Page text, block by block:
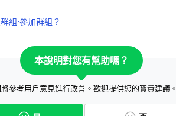
組⋅參加群組？
本說明對您有幫助嗎？
參考用戶意見進行改善。歡迎提供您的寶貴建議。